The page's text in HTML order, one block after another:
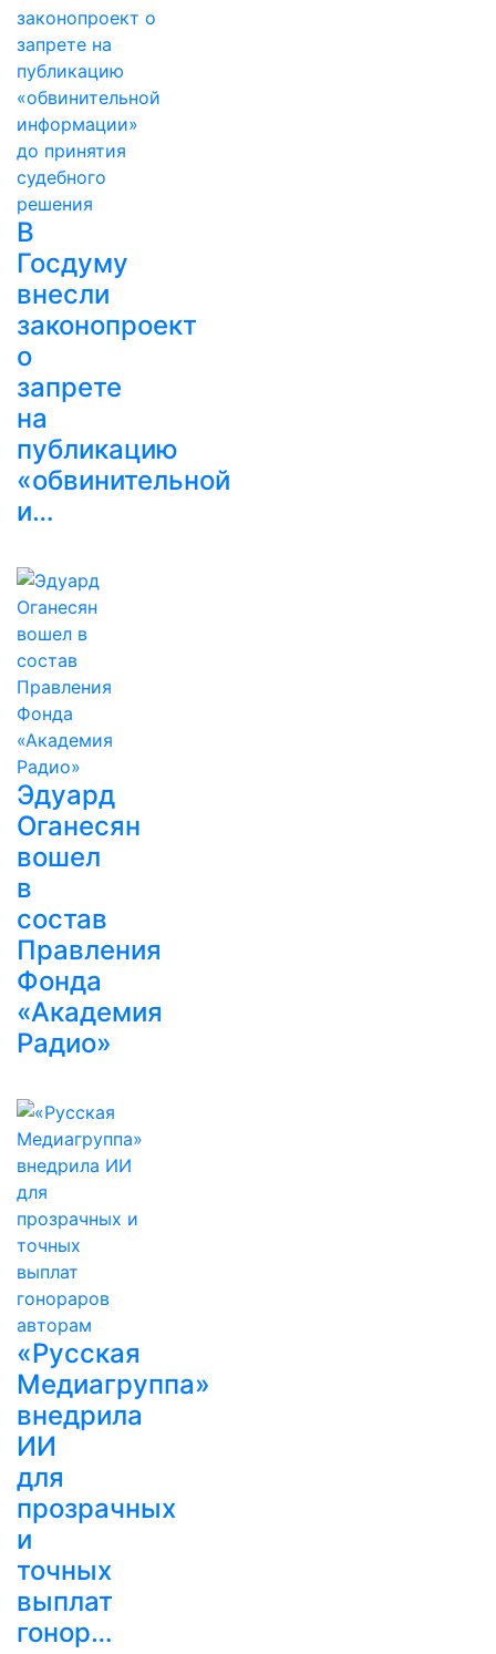
В
Госдуму
внесли
законопроект
о
запрете
на
публикацию
«обвинительной
и…
Эдуард
Оганесян
вошел
в
состав
Правления
Фонда
«Академия
Радио»
«Русская
Медиагруппа»
внедрила
ИИ
для
прозрачных
и
точных
выплат
гонор…